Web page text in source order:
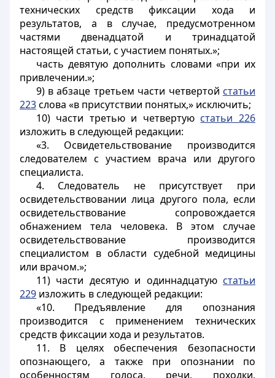
технических средств фиксации хода и
результатов, а в случае, предусмотренном
частями двенадцатой и тринадцатой
настоящей статьи, с участием понятых.»;
часть девятую дополнить словами «при их
привлечении.»;
9) в абзаце третьем части четвертой статьи
223слова «в присутствии понятых,» исключить;
10) части третью и четвертую статьи 226
изложить в следующей редакции:
«3. Освидетельствование производится
следователем с участием врача или другого
специалиста.
4. Следователь не присутствует при
освидетельствовании лица другого пола, если
освидетельствование сопровождается
обнажением тела человека. В этом случае
освидетельствование производится
специалистом в области судебной медицины
или врачом.»;
11) части десятую и одиннадцатую статьи
229 изложить в следующей редакции:
«10. Предъявление для опознания
производится с применением технических
средств фиксации хода и результатов.
11. В целях обеспечения безопасности
опознающего, а также при опознании по
особенностям голоса, речи, походки,